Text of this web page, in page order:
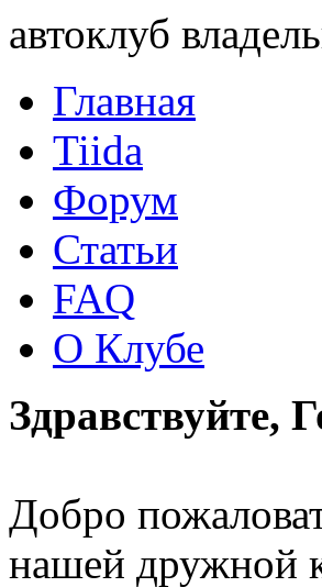
автоклуб
Главная
Tiida
Форум
Статьи
FAQ
О Клубе
Здравствуйте,
Добро
нашей дружной